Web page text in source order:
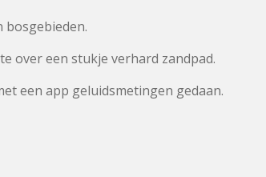
over een stukje verhard zandpad.
een app geluidsmetingen gedaan.